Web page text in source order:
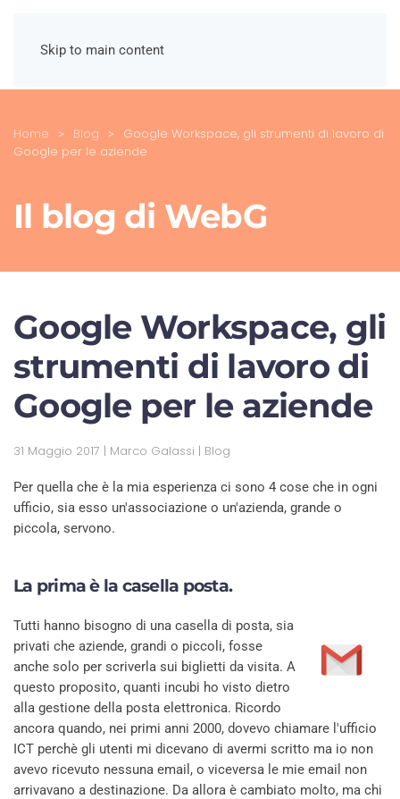
Skip to main content
Home Blog
Google Workspace, gli strumenti di lavoro di
Google per le aziende
Il blog di WebG
Google Workspace, gli
strumenti di lavoro di
Google per le aziende
31 Maggio 2017 | Marco Galassi | Blog
Per quella che è la mia esperienza ci sono 4 cose che in ogni
ufficio, sia esso un'associazione o un'azienda, grande o
piccola, servono.
La prima è la casella posta.
Tutti hanno bisogno di una casella di posta, sia
privati che aziende, grandi o piccoli, fosse
anche solo per scriverla sui biglietti da visita. A
questo proposito, quanti incubi ho visto dietro
alla gestione della posta elettronica. Ricordo
ancora quando, nei primi anni 2000, dovevo chiamare l'ufficio
ICT perchè gli utenti mi dicevano di avermi scritto ma io non
avevo ricevuto nessuna email, o viceversa le mie email non
arrivavano a destinazione. Da allora è cambiato molto, ma chi